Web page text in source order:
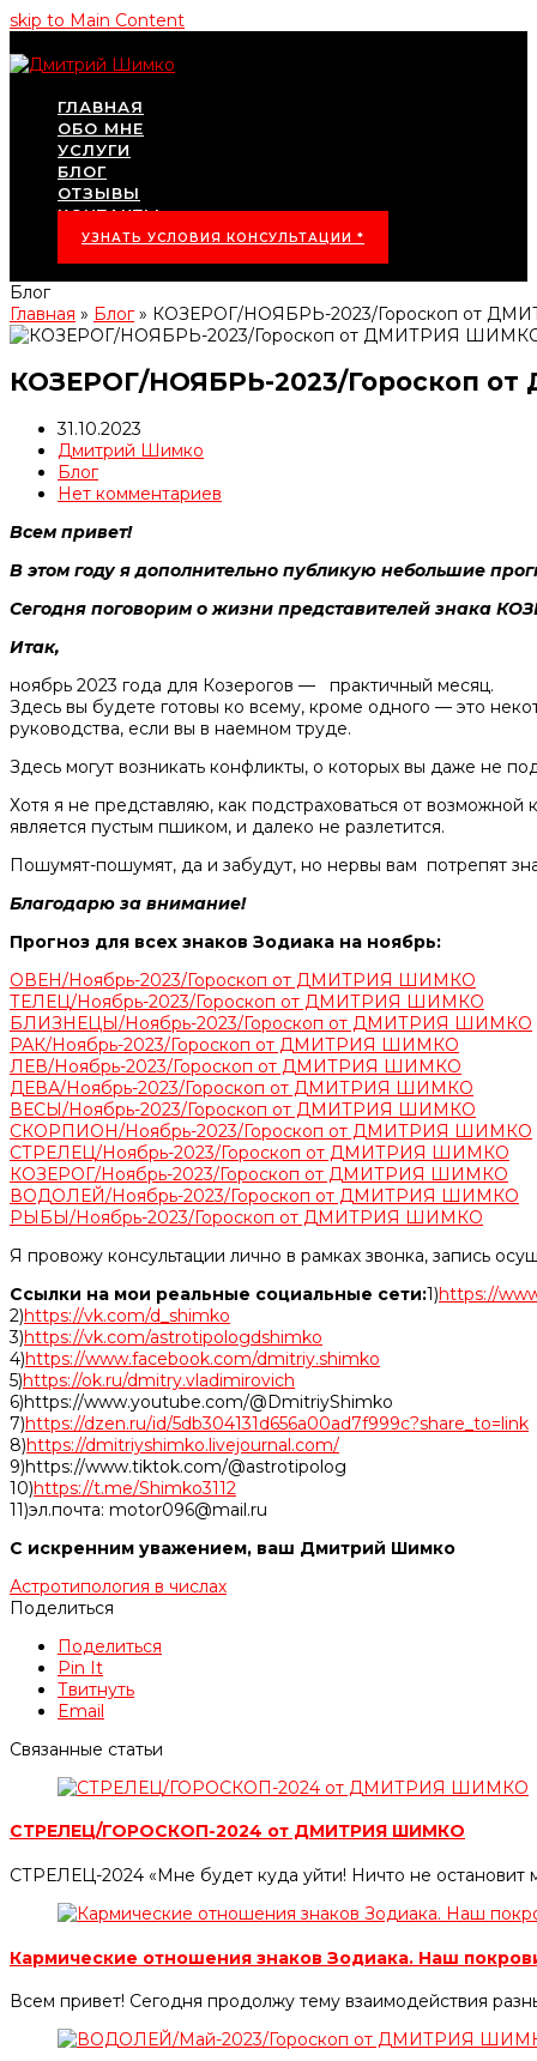
skip to Main Content
ГЛАВНАЯ
ОБО МНЕ
УСЛУГИ
БЛОГ
ОТЗЫВЫ
КОНТАКТЫ
УЗНАТЬ УСЛОВИЯ КОНСУЛЬТАЦИИ *
Блог
Главная » Блог» КОЗЕРОГ/НОЯБРЬ-2023/Гороскоп от
КОЗЕРОГ/НОЯБРЬ-2023/Гороскоп
31.10.2023
Дмитрий Шимко
Блог
Нет комментариев
Всем привет!
В этом году я дополнительно публикую небольшие
Сегодня поговорим о жизни представителей знака
Итак,
ноябрь 2023 года для Козерогов — практичный месяц.
Здесь вы будете готовы ко всему, кроме одного — это
руководства, если вы в наемном труде.
Здесь могут возникать конфликты, о которых вы даже не
Хотя я не представляю, как подстраховаться от
является пустым пшиком, и далеко не разлетится.
Пошумят-пошумят, да и забудут, но нервы вам потрепят
Благодарю за внимание!
Прогноз для всех знаков Зодиака на ноябрь:
ОВЕН/Ноябрь-2023/Гороскоп от ДМИТРИЯ ШИМКО
ТЕЛЕЦ/Ноябрь-2023/Гороскоп от ДМИТРИЯ ШИМКО
БЛИЗНЕЦЫ/Ноябрь-2023/Гороскоп от ДМИТРИЯ ШИМКО
РАК/Ноябрь-2023/Гороскоп от ДМИТРИЯ ШИМКО
ЛЕВ/Ноябрь-2023/Гороскоп от ДМИТРИЯ ШИМКО
ДЕВА/Ноябрь-2023/Гороскоп от ДМИТРИЯ ШИМКО
ВЕСЫ/Ноябрь-2023/Гороскоп от ДМИТРИЯ ШИМКО
СКОРПИОН/Ноябрь-2023/Гороскоп от ДМИТРИЯ ШИМКО
СТРЕЛЕЦ/Ноябрь-2023/Гороскоп от ДМИТРИЯ ШИМКО
КОЗЕРОГ/Ноябрь-2023/Гороскоп от ДМИТРИЯ ШИМКО
ВОДОЛЕЙ/Ноябрь-2023/Гороскоп от ДМИТРИЯ ШИМКО
РЫБЫ/Ноябрь-2023/Гороскоп от ДМИТРИЯ ШИМКО
Я провожу консультации лично в рамках звонка, запись
Ссылки на мои реальные социальные сети:1)https://
2)https://vk.com/d_shimko
3)https://vk.com/astrotipologdshimko
4)https://www.facebook.com/dmitriy.shimko
5)https://ok.ru/dmitry.vladimirovich
6)https://www.youtube.com/@DmitriyShimko
7)https://dzen.ru/id/5db304131d656a00ad7f999c?share_to=link
8)https://dmitriyshimko.livejournal.com/
9)https://www.tiktok.com/@astrotipolog
10)https://t.me/Shimko3112
11)эл.почта: motor096@mail.ru
С искренним уважением, ваш Дмитрий Шимко
Астротипология в числах
Поделиться
Поделиться
Pin It
Твитнуть
Email
Связанные статьи
СТРЕЛЕЦ/ГОРОСКОП-2024 от ДМИТРИЯ ШИМКО
СТРЕЛЕЦ-2024 «Мне будет куда уйти! Ничто не
Кармические отношения знаков Зодиака. Наш
Всем привет! Сегодня продолжу тему взаимодействия